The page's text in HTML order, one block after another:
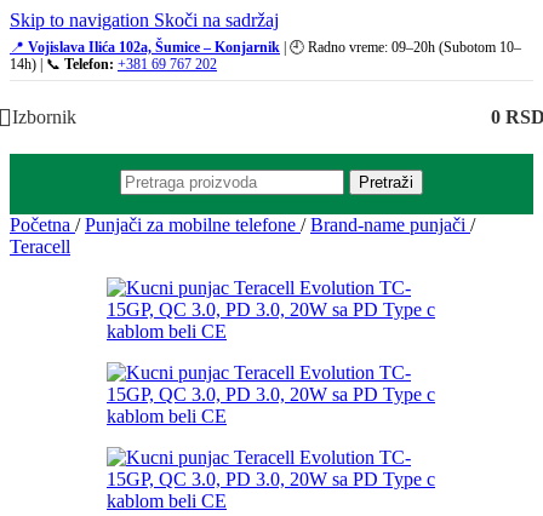
Skip to navigation Skoči na sadržaj
📍 Vojislava Ilića 102a, Šumice – Konjarnik | 🕘 Radno vreme: 09–20h (Subotom 10–
14h) | 📞 Telefon: +381 69 767 202
Izbornik 0
Pretraži
Početna / Punjači za mobilne telefone / Brand-name punjači /
Teracell